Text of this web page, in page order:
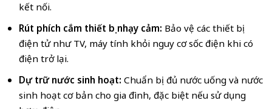
kết nối.
Rút phích cắm thiết bị nhạy cảm: Bảo vệ các thiết bị
điện tử như TV, máy tính khỏi nguy cơ sốc điện khi có
điện trở lại.
Dự trữ nước sinh hoạt: Chuẩn bị đủ nước uống và nước
sinh hoạt cơ bản cho gia đình, đặc biệt nếu sử dụng